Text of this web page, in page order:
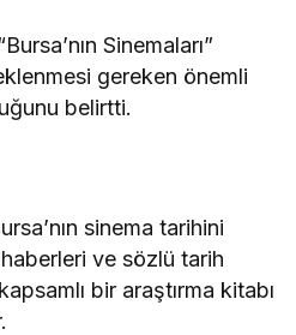
Sinemaları”
gereken önemli
belirtti.
sinema tarihini
ve sözlü tarih
bir araştırma kitabı